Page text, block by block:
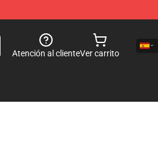
Atención al clienteVer carrito